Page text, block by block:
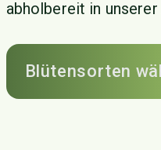
abholbereit in
Blütensorten